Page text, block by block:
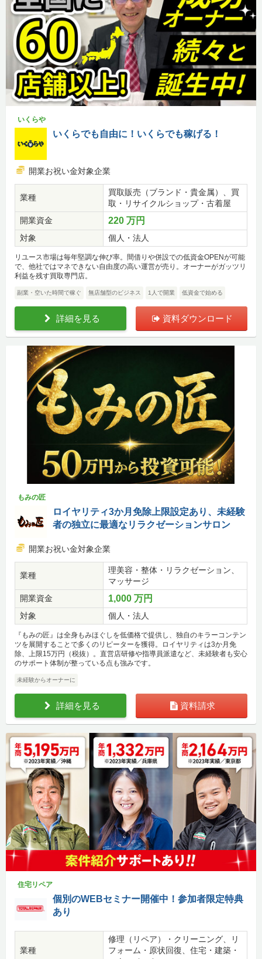
いくらや
いくらでも自由に！いくらでも稼げる！
開業お祝い金対象企業
業種
買取販売（ブランド・貴金属）、買
取・リサイクルショップ・古着屋
開業資金
220 万円
対象 個人・法人
リユース市場は毎年堅調な伸び率。間借りや併設での低資金OPENが可能
で、他社ではマネできない自由度の高い運営が売り。オーナーがガッツリ
利益を残す買取専門店。
副業・空いた時間で稼ぐ 無店舗型のビジネス 1人で開業 低資金で始める
詳細を見る 資料ダウンロード
もみの匠
ロイヤリティ3か月免除上限設定あり、未経験
者の独立に最適なリラクゼーションサロン
開業お祝い金対象企業
業種
理美容・整体・リラクゼーション、
マッサージ
開業資金
1,000 万円
対象 個人・法人
『もみの匠』は全身もみほぐしを低価格で提供し、独自のキラーコンテン
ツを展開することで多くのリピーターを獲得。ロイヤリティは3か月免
除、上限15万円（税抜）。直営店研修や指導員派遣など、未経験者も安心
のサポート体制が整っている点も強みです。
未経験からオーナーに
詳細を見る 資料請求
住宅リペア
個別のWEBセミナー開催中！参加者限定特典
あり
業種
修理（リペア）・クリーニング、リ
フォーム・原状回復、住宅・建築・